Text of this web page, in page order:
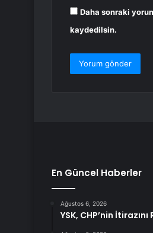
Daha sonraki
kaydedilsin.
En Güncel Haberler
Ağustos 6, 2026
YSK, CHP’nin